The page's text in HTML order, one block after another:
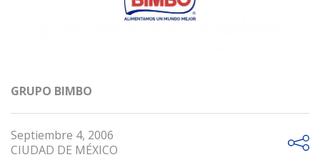
GRUPO BIMBO
Septiembre 4, 2006
CIUDAD DE MÉXICO